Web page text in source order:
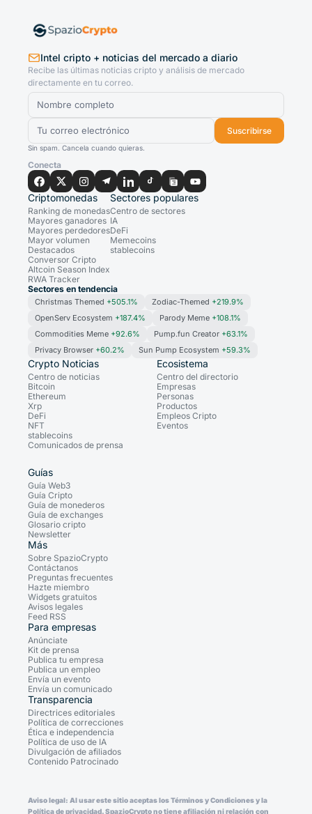
Intel cripto + noticias del mercado a diario
Recibe las últimas noticias cripto y análisis de mercado
directamente en tu correo.
Suscribirse
Sin spam. Cancela cuando quieras.
Conecta
Criptomonedas
Ranking de monedas
Mayores ganadores
Mayores perdedores
Mayor volumen
Destacados
Conversor Cripto
Altcoin Season Index
RWA Tracker
Sectores populares
Centro de sectores
IA
DeFi
Memecoins
stablecoins
Sectores en tendencia
Christmas Themed +505.1% Zodiac-Themed +219.9%
OpenServ Ecosystem +187.4% Parody Meme +108.1%
Commodities Meme +92.6% Pump.fun Creator +63.1%
Privacy Browser +60.2% Sun Pump Ecosystem +59.3%
Crypto Noticias
Centro de noticias
Bitcoin
Ethereum
Xrp
DeFi
NFT
stablecoins
Comunicados de prensa
Ecosistema
Centro del directorio
Empresas
Personas
Productos
Empleos Cripto
Eventos
Guías
Guía Web3
Guía Cripto
Guía de monederos
Guía de exchanges
Glosario cripto
Newsletter
Más
Sobre SpazioCrypto
Contáctanos
Preguntas frecuentes
Hazte miembro
Widgets gratuitos
Avisos legales
Feed RSS
Para empresas
Anúnciate
Kit de prensa
Publica tu empresa
Publica un empleo
Envía un evento
Envía un comunicado
Transparencia
Directrices editoriales
Política de correcciones
Ética e independencia
Política de uso de IA
Divulgación de afiliados
Contenido Patrocinado
Aviso legal: Al usar este sitio aceptas los Términos y Condiciones y la
Política de privacidad. SpazioCrypto no tiene afiliación ni relación con